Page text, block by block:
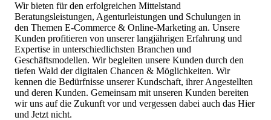
Wir bieten für den erfolgreichen Mittelstand
Beratungsleistungen, Agenturleistungen und Schulungen in
den Themen E-Commerce & Online-Marketing an. Unsere
Kunden profitieren von unserer langjährigen Erfahrung und
Expertise in unterschiedlichsten Branchen und
Geschäftsmodellen. Wir begleiten unsere Kunden durch den
tiefen Wald der digitalen Chancen & Möglichkeiten. Wir
kennen die Bedürfnisse unserer Kundschaft, ihrer Angestellten
und deren Kunden. Gemeinsam mit unseren Kunden bereiten
wir uns auf die Zukunft vor und vergessen dabei auch das Hier
und Jetzt nicht.